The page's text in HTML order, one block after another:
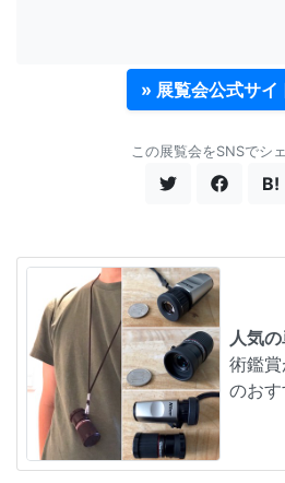
» 展覧会公式サイ
この展覧会をSNSでシ
B!
人気
術鑑
のおす